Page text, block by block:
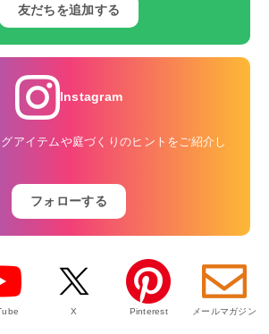
友だちを追加する
Instagram
アイテムや庭づくりのヒントをご紹介し
フォローする
X Pinterest メールマガジン